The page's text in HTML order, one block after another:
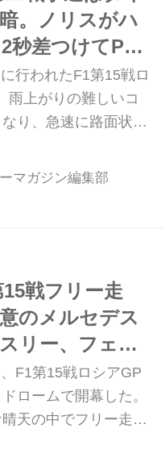
。ノリスがハ
秒差つけてPP
GP予選】
行われたF1第15戦ロ
雨上がりの難しいコ
り、急速に路面状況
後のアタックのタイ
ライ用のソフトタイ
ラーレンのランド・
への交換に手間取
ルトンの4位にとど
タートが決まってい
ルスタッペン（レッ
はリスクを冒すこと
げた。
マガジン編集部
戦フリー走
のメルセデス
リー、フェル
続く【ロシア
F1第15戦ロシアGP
ロームで開幕した。
天の中でフリー走行
回目、2回目ともにメ